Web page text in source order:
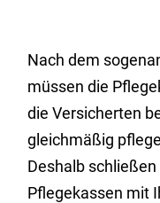
Nach dem
müssen die
die Versicherten
gleichmäßig
Deshalb
Pflegekassen mit